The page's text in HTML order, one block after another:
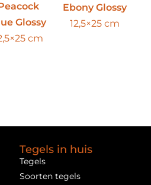
Glossy
cm
Ebony Glossy
12,5×25 cm
Tegels in huis
Tegels
Soorten tegels